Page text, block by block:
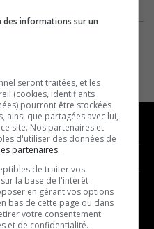
MUSIQUE
- Décompte franco
- Joué récemment
informations sur un
seront traitées, et les
(cookies, identifiants
pourront être stockées
ainsi que partagées avec lui,
site. Nos partenaires et
d'utiliser des données de
partenaires.
de traiter vos
la base de l'intérêt
en gérant vos options
bas de cette page ou dans
votre consentement
et de confidentialité.